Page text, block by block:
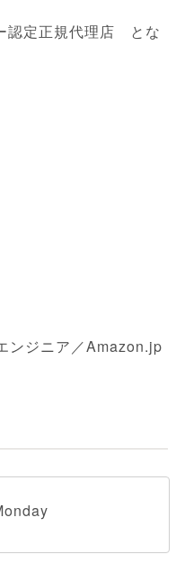
定正規代理店 とな
ンジニア／Amazon.jp